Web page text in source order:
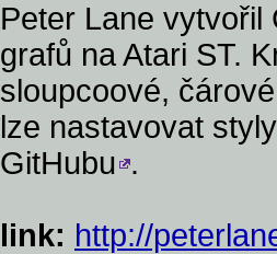
Peter Lane
grafů na Atari ST.
sloupcoové,
lze nastavovat
GitHubu .
link: http://